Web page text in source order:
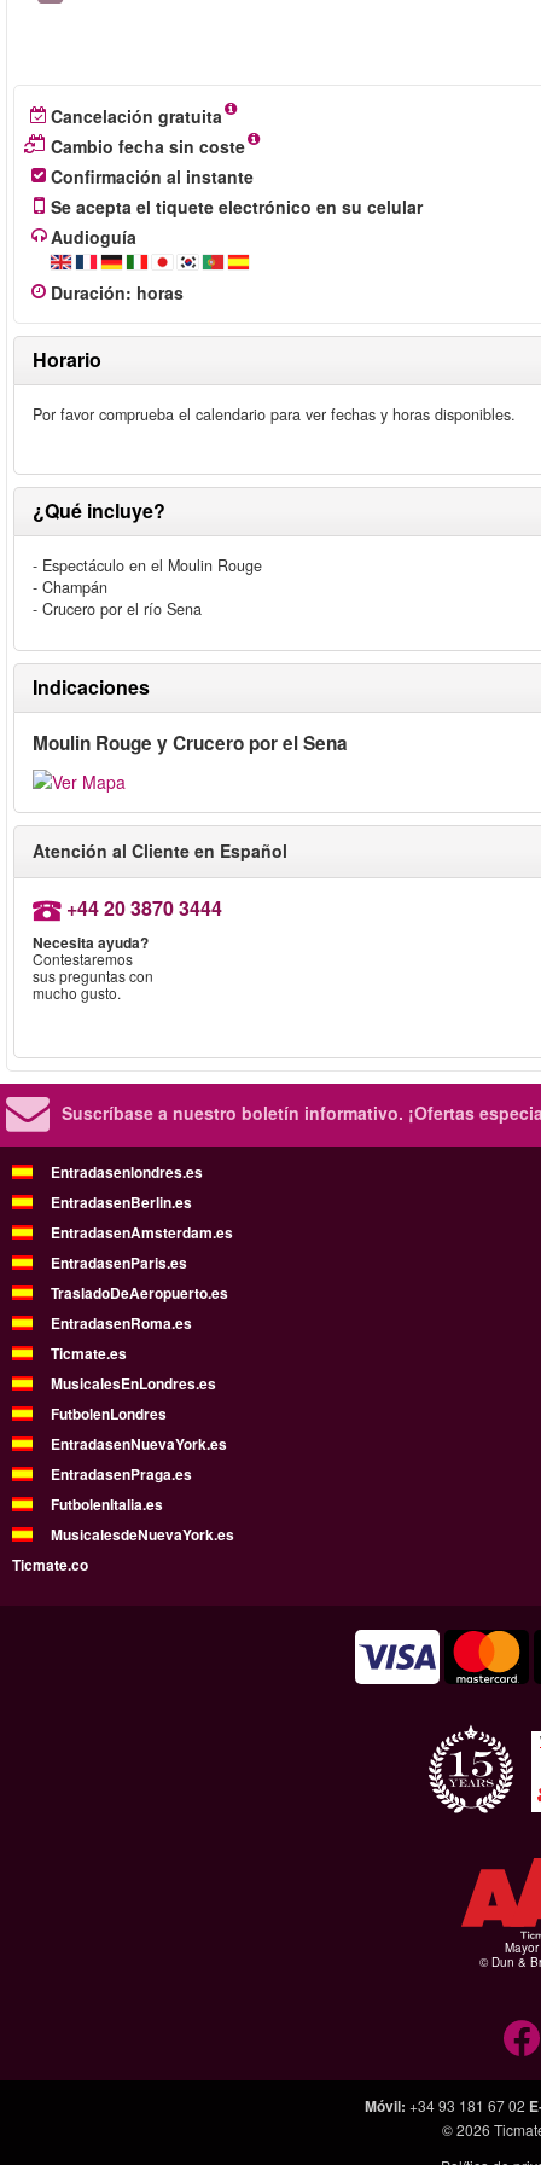
Cancelación gratuita
Cambio fecha sin coste
Confirmación al instante
Se acepta el tiquete electrónico en su celular
Audioguía
Duración: horas
Horario
Por favor comprueba el calendario para ver fechas y horas disponibles.
¿Qué incluye?
- Espectáculo en el Moulin Rouge
- Champán
- Crucero por el río Sena
Indicaciones
Moulin Rouge y Crucero por el Sena
Atención al Cliente en Español
+44 20 3870 3444
Necesita ayuda?
Contestaremos
sus preguntas con
mucho gusto.
Suscríbase a nuestro boletín informativo. ¡Ofertas
Entradasenlondres.es
EntradasenBerlin.es
EntradasenAmsterdam.es
EntradasenParis.es
TrasladoDeAeropuerto.es
EntradasenRoma.es
Ticmate.es
MusicalesEnLondres.es
FutbolenLondres
EntradasenNuevaYork.es
EntradasenPraga.es
FutbolenItalia.es
MusicalesdeNuevaYork.es
Ticmate.co
© Dun &
Móvil: +34 93 181 67 02
© 2026